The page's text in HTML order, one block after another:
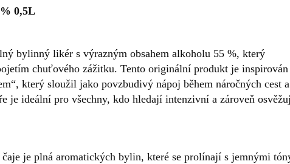
0,5L
bylinný likér s výrazným obsahem alkoholu 55 %, který
chuťového zážitku. Tento originální produkt je inspirován
který sloužil jako povzbudivý nápoj během náročných cest a
je ideální pro všechny, kdo hledají intenzivní a zároveň
je plná aromatických bylin, které se prolínají s jemnými